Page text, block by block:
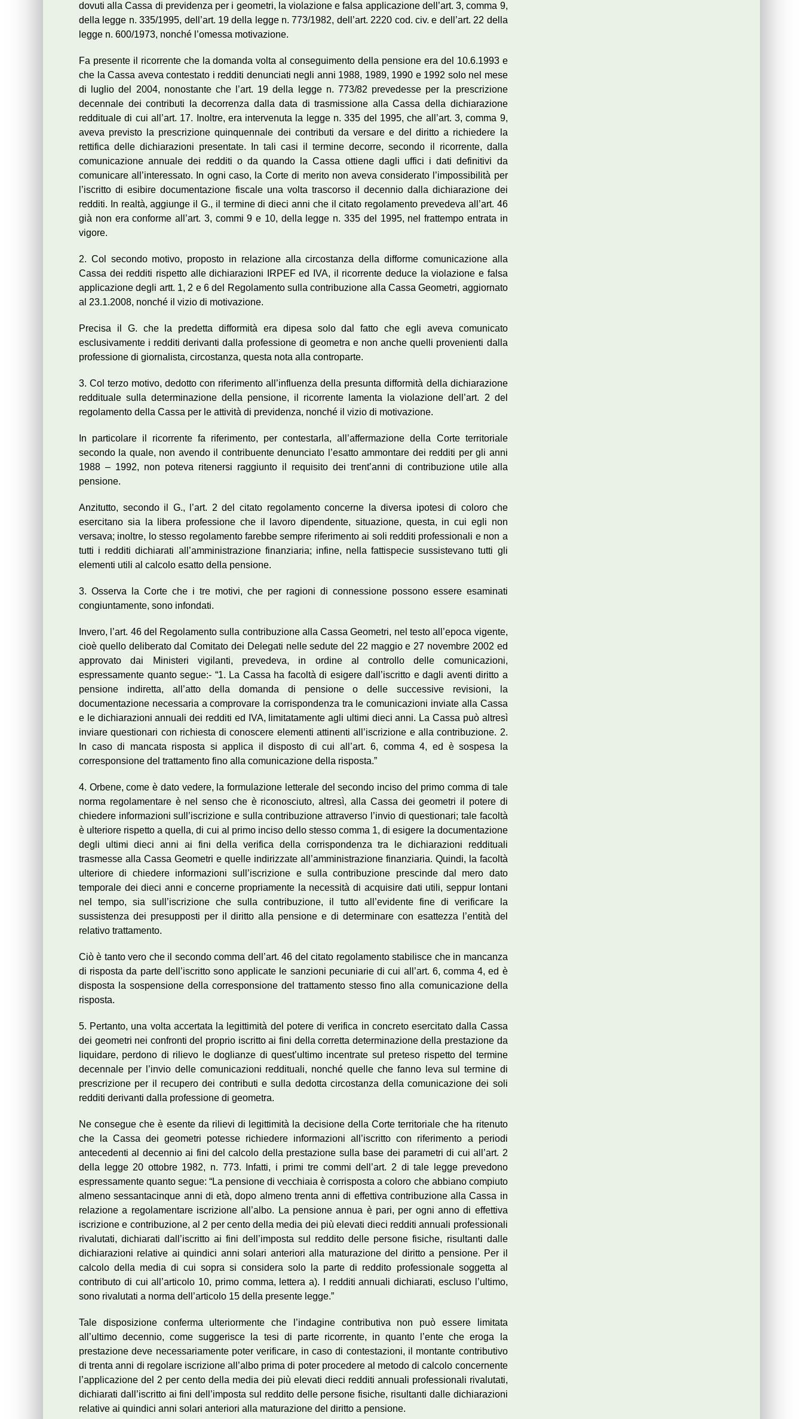
dovuti alla Cassa di previdenza per i geometri, la violazione e falsa applicazione dell’art. 3, comma 9,
della legge n. 335/1995, dell’art. 19 della legge n. 773/1982, dell’art. 2220 cod. civ. e dell’art. 22 della
legge n. 600/1973, nonché l’omessa motivazione.
Fa presente il ricorrente che la domanda volta al conseguimento della pensione era del 10.6.1993 e
che la Cassa aveva contestato i redditi denunciati negli anni 1988, 1989, 1990 e 1992 solo nel mese
di luglio del 2004, nonostante che l’art. 19 della legge n. 773/82 prevedesse per la prescrizione
decennale dei contributi la decorrenza dalla data di trasmissione alla Cassa della dichiarazione
reddituale di cui all’art. 17. Inoltre, era intervenuta la legge n. 335 del 1995, che all’art. 3, comma 9,
aveva previsto la prescrizione quinquennale dei contributi da versare e del diritto a richiedere la
rettifica delle dichiarazioni presentate. In tali casi il termine decorre, secondo il ricorrente, dalla
comunicazione annuale dei redditi o da quando la Cassa ottiene dagli uffici i dati definitivi da
comunicare all’interessato. In ogni caso, la Corte di merito non aveva considerato l’impossibilità per
l’iscritto di esibire documentazione fiscale una volta trascorso il decennio dalla dichiarazione dei
redditi. In realtà, aggiunge il G., il termine di dieci anni che il citato regolamento prevedeva all’art. 46
già non era conforme all’art. 3, commi 9 e 10, della legge n. 335 del 1995, nel frattempo entrata in
vigore.
2. Col secondo motivo, proposto in relazione alla circostanza della difforme comunicazione alla
Cassa dei redditi rispetto alle dichiarazioni IRPEF ed IVA, il ricorrente deduce la violazione e falsa
applicazione degli artt. 1, 2 e 6 del Regolamento sulla contribuzione alla Cassa Geometri, aggiornato
al 23.1.2008, nonché il vizio di motivazione.
Precisa il G. che la predetta difformità era dipesa solo dal fatto che egli aveva comunicato
esclusivamente i redditi derivanti dalla professione di geometra e non anche quelli provenienti dalla
professione di giornalista, circostanza, questa nota alla controparte.
3. Col terzo motivo, dedotto con riferimento all’influenza della presunta difformità della dichiarazione
reddituale sulla determinazione della pensione, il ricorrente lamenta la violazione dell’art. 2 del
regolamento della Cassa per le attività di previdenza, nonché il vizio di motivazione.
In particolare il ricorrente fa riferimento, per contestarla, all’affermazione della Corte territoriale
secondo la quale, non avendo il contribuente denunciato l’esatto ammontare dei redditi per gli anni
1988 – 1992, non poteva ritenersi raggiunto il requisito dei trent’anni di contribuzione utile alla
pensione.
Anzitutto, secondo il G., l’art. 2 del citato regolamento concerne la diversa ipotesi di coloro che
esercitano sia la libera professione che il lavoro dipendente, situazione, questa, in cui egli non
versava; inoltre, lo stesso regolamento farebbe sempre riferimento ai soli redditi professionali e non a
tutti i redditi dichiarati all’amministrazione finanziaria; infine, nella fattispecie sussistevano tutti gli
elementi utili al calcolo esatto della pensione.
3. Osserva la Corte che i tre motivi, che per ragioni di connessione possono essere esaminati
congiuntamente, sono infondati.
Invero, l’art. 46 del Regolamento sulla contribuzione alla Cassa Geometri, nel testo all’epoca vigente,
cioè quello deliberato dal Comitato dei Delegati nelle sedute del 22 maggio e 27 novembre 2002 ed
approvato dai Ministeri vigilanti, prevedeva, in ordine al controllo delle comunicazioni,
espressamente quanto segue:- “1. La Cassa ha facoltà di esigere dall’iscritto e dagli aventi diritto a
pensione indiretta, all’atto della domanda di pensione o delle successive revisioni, la
documentazione necessaria a comprovare la corrispondenza tra le comunicazioni inviate alla Cassa
e le dichiarazioni annuali dei redditi ed IVA, limitatamente agli ultimi dieci anni. La Cassa può altresì
inviare questionari con richiesta di conoscere elementi attinenti all’iscrizione e alla contribuzione. 2.
In caso di mancata risposta si applica il disposto di cui all’art. 6, comma 4, ed è sospesa la
corresponsione del trattamento fino alla comunicazione della risposta.”
4. Orbene, come è dato vedere, la formulazione letterale del secondo inciso del primo comma di tale
norma regolamentare è nel senso che è riconosciuto, altresì, alla Cassa dei geometri il potere di
chiedere informazioni sull’iscrizione e sulla contribuzione attraverso l’invio di questionari; tale facoltà
è ulteriore rispetto a quella, di cui al primo inciso dello stesso comma 1, di esigere la documentazione
degli ultimi dieci anni ai fini della verifica della corrispondenza tra le dichiarazioni reddituali
trasmesse alla Cassa Geometri e quelle indirizzate all’amministrazione finanziaria. Quindi, la facoltà
ulteriore di chiedere informazioni sull’iscrizione e sulla contribuzione prescinde dal mero dato
temporale dei dieci anni e concerne propriamente la necessità di acquisire dati utili, seppur lontani
nel tempo, sia sull’iscrizione che sulla contribuzione, il tutto all’evidente fine di verificare la
sussistenza dei presupposti per il diritto alla pensione e di determinare con esattezza l’entità del
relativo trattamento.
Ciò è tanto vero che il secondo comma dell’art. 46 del citato regolamento stabilisce che in mancanza
di risposta da parte dell’iscritto sono applicate le sanzioni pecuniarie di cui all’art. 6, comma 4, ed è
disposta la sospensione della corresponsione del trattamento stesso fino alla comunicazione della
risposta.
5. Pertanto, una volta accertata la legittimità del potere di verifica in concreto esercitato dalla Cassa
dei geometri nei confronti del proprio iscritto ai fini della corretta determinazione della prestazione da
liquidare, perdono di rilievo le doglianze di quest’ultimo incentrate sul preteso rispetto del termine
decennale per l’invio delle comunicazioni reddituali, nonché quelle che fanno leva sul termine di
prescrizione per il recupero dei contributi e sulla dedotta circostanza della comunicazione dei soli
redditi derivanti dalla professione di geometra.
Ne consegue che è esente da rilievi di legittimità la decisione della Corte territoriale che ha ritenuto
che la Cassa dei geometri potesse richiedere informazioni all’iscritto con riferimento a periodi
antecedenti al decennio ai fini del calcolo della prestazione sulla base dei parametri di cui all’art. 2
della legge 20 ottobre 1982, n. 773. Infatti, i primi tre commi dell’art. 2 di tale legge prevedono
espressamente quanto segue: “La pensione di vecchiaia è corrisposta a coloro che abbiano compiuto
almeno sessantacinque anni di età, dopo almeno trenta anni di effettiva contribuzione alla Cassa in
relazione a regolamentare iscrizione all’albo. La pensione annua è pari, per ogni anno di effettiva
iscrizione e contribuzione, al 2 per cento della media dei più elevati dieci redditi annuali professionali
rivalutati, dichiarati dall’iscritto ai fini dell’imposta sul reddito delle persone fisiche, risultanti dalle
dichiarazioni relative ai quindici anni solari anteriori alla maturazione del diritto a pensione. Per il
calcolo della media di cui sopra si considera solo la parte di reddito professionale soggetta al
contributo di cui all’articolo 10, primo comma, lettera a). I redditi annuali dichiarati, escluso l’ultimo,
sono rivalutati a norma dell’articolo 15 della presente legge.”
Tale disposizione conferma ulteriormente che l’indagine contributiva non può essere limitata
all’ultimo decennio, come suggerisce la tesi di parte ricorrente, in quanto l’ente che eroga la
prestazione deve necessariamente poter verificare, in caso di contestazioni, il montante contributivo
di trenta anni di regolare iscrizione all’albo prima di poter procedere al metodo di calcolo concernente
l’applicazione del 2 per cento della media dei più elevati dieci redditi annuali professionali rivalutati,
dichiarati dall’iscritto ai fini dell’imposta sul reddito delle persone fisiche, risultanti dalle dichiarazioni
relative ai quindici anni solari anteriori alla maturazione del diritto a pensione.